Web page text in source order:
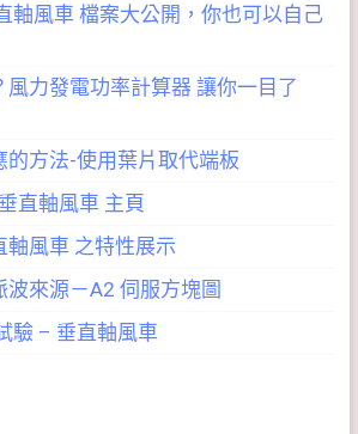
軸風車 檔案大公開，你也可以自己
風力發電功率計算器 讓你一目了
的方法-使用葉片取代端板
直軸風車 主頁
軸風車 之特性展示
來源－A2 伺服方塊圖
驗 – 垂直軸風車